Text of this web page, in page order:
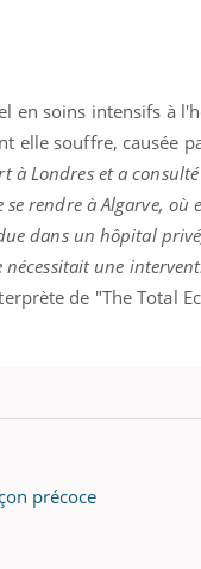
en soins intensifs à
elle souffre, causée
à Londres et a
rendre à Algarve, où
dans un hôpital
nécessitait une
de "The Total
précoce